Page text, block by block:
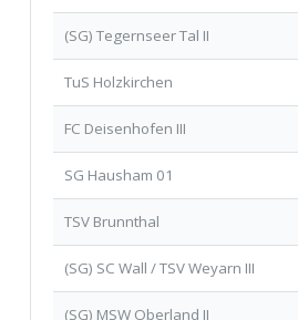
(SG) Tegernseer Tal II
TuS Holzkirchen
FC Deisenhofen III
SG Hausham 01
TSV Brunnthal
(SG) SC Wall / TSV Weyarn III
(SG) MSW Oberland II